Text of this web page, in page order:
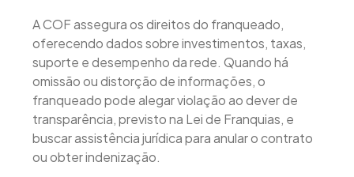
A COF assegura os direitos do franqueado,
oferecendo dados sobre investimentos, taxas,
suporte e desempenho da rede. Quando há
omissão ou distorção de informações, o
franqueado pode alegar violação ao dever de
transparência, previsto na Lei de Franquias, e
buscar assistência jurídica para anular o contrato
ou obter indenização.